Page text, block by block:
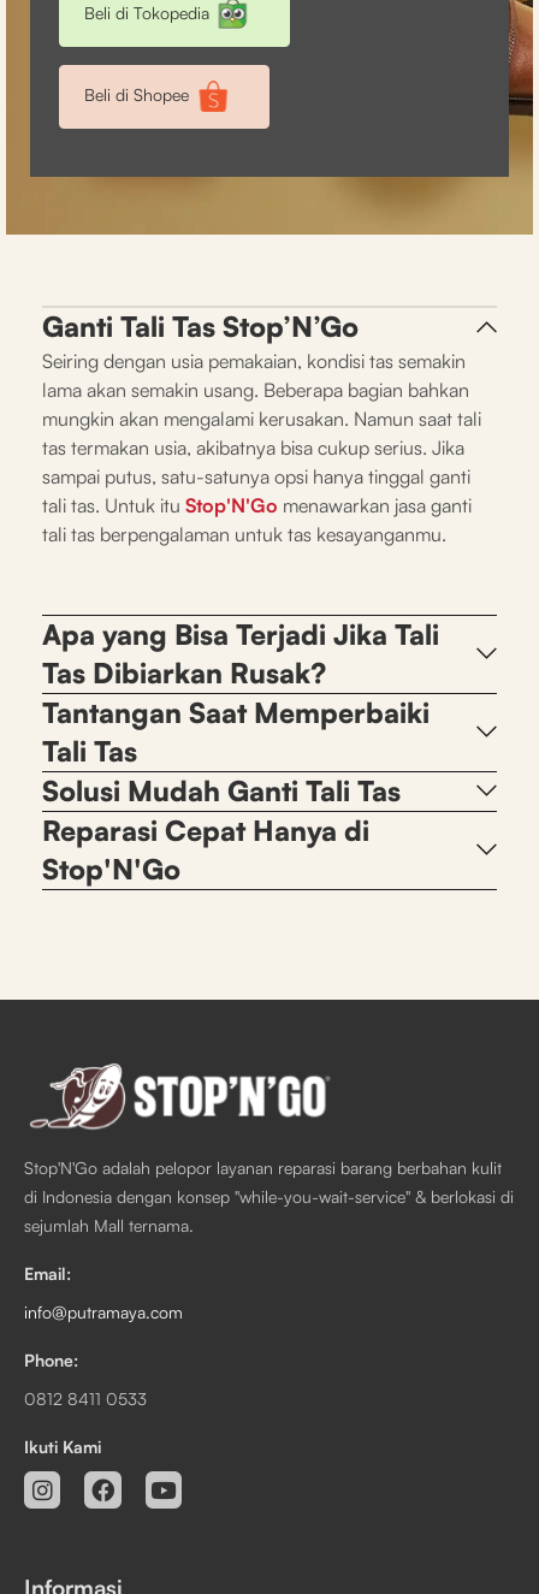
Beli di Tokopedia
Beli di Shopee
Ganti Tali Tas Stop’N’Go
Seiring dengan usia pemakaian, kondisi tas semakin
lama akan semakin usang. Beberapa bagian bahkan
mungkin akan mengalami kerusakan. Namun saat tali
tas termakan usia, akibatnya bisa cukup serius. Jika
sampai putus, satu-satunya opsi hanya tinggal ganti
tali tas. Untuk itu Stop'N'Go menawarkan jasa ganti
tali tas berpengalaman untuk tas kesayanganmu.
Apa yang Bisa Terjadi Jika Tali
Tas Dibiarkan Rusak?
Tantangan Saat Memperbaiki
Tali Tas
Solusi Mudah Ganti Tali Tas
Reparasi Cepat Hanya di
Stop'N'Go
Stop'N'Go adalah pelopor layanan reparasi barang berbahan kulit
di Indonesia dengan konsep "while-you-wait-service" & berlokasi di
sejumlah Mall ternama.
Email:
info@putramaya.com
Phone:
0812 8411 0533
Ikuti Kami
Informasi